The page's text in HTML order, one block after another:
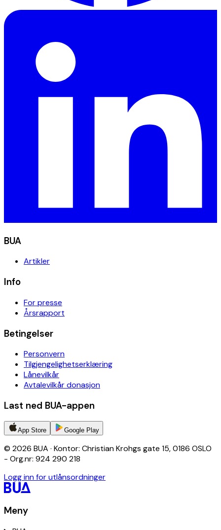
BUA
Artikler
Info
For presse
Årsrapport
Betingelser
Personvern
Tilgjengelighetserklæring
Lånevilkår
Avtalevilkår donasjon
Last ned BUA-appen
App Store Google Play
© 2026 BUA · Kontor: Christian Krohgs gate 15, 0186 OSLO
- Org.nr: 924 290 218
Logg inn for utlånsordninger
Meny